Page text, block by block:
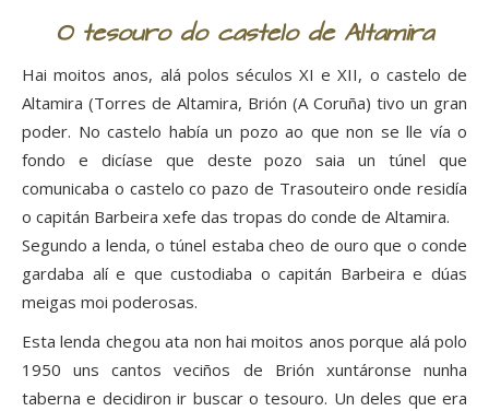
O tesouro do castelo de Altamira
Hai moitos anos, alá polos séculos XI e XII, o castelo de
Altamira (Torres de Altamira, Brión (A Coruña) tivo un gran
poder. No castelo había un pozo ao que non se lle vía o
fondo e dicíase que deste pozo saia un túnel que
comunicaba o castelo co pazo de Trasouteiro onde residía
o capitán Barbeira xefe das tropas do conde de Altamira.
Segundo a lenda, o túnel estaba cheo de ouro que o conde
gardaba alí e que custodiaba o capitán Barbeira e dúas
meigas moi poderosas.
Esta lenda chegou ata non hai moitos anos porque alá polo
1950 uns cantos veciños de Brión xuntáronse nunha
taberna e decidiron ir buscar o tesouro. Un deles que era